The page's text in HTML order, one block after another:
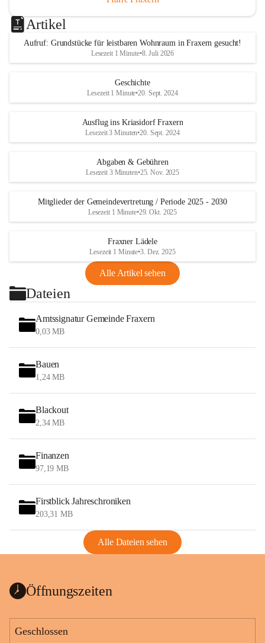
Artikel
Aufruf: Grundstücke für leistbaren Wohnraum in Fraxern gesucht!
Lesezeit 1 Minute•8. Juli 2026
Geschichte
Lesezeit 1 Minute•20. Sept. 2024
Ausflug ins Kriasidorf Fraxern
Lesezeit 3 Minuten•20. Sept. 2024
Abgaben & Gebühren
Lesezeit 3 Minuten•25. Nov. 2025
Mitglieder der Gemeindevertretung / Periode 2025 - 2030
Lesezeit 1 Minute•29. Okt. 2025
Fraxner Lädele
Lesezeit 1 Minute•3. Dez. 2025
Alle Artikel sehen
Dateien
Amtssignatur Gemeinde Fraxern
0,03 MB
Bauen
1,24 MB
Blackout
2,34 MB
Finanzen
97,19 MB
Firstblick Jahreschroniken
203,31 MB
Alle Dateien sehen
Öffnungszeiten
Geschlossen